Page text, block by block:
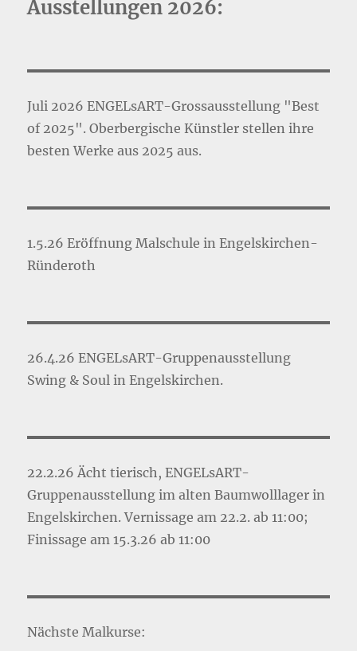
Ausstellungen 2026:
Juli 2026 ENGELsART-Grossausstellung "Best
of 2025". Oberbergische Künstler stellen ihre
besten Werke aus 2025 aus.
1.5.26 Eröffnung Malschule in Engelskirchen-
Ründeroth
26.4.26 ENGELsART-Gruppenausstellung
Swing & Soul in Engelskirchen.
22.2.26 Ächt tierisch, ENGELsART-
Gruppenausstellung im alten Baumwolllager in
Engelskirchen. Vernissage am 22.2. ab 11:00;
Finissage am 15.3.26 ab 11:00
Nächste Malkurse: